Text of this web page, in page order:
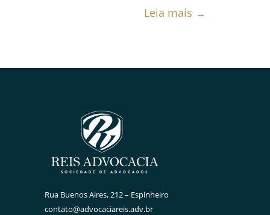
Leia mais →
Rua Buenos Aires, 212 – Espinheiro
contato@advocaciareis.adv.br